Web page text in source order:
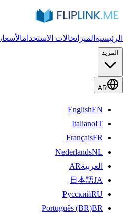
الرئيسية الميزاتحالات الاستخدامالأسعار
المزيد
AR
EnglishEN
ItalianoIT
FrançaisFR
NederlandsNL
العربيةAR
日本語JA
РусскийRU
Português (BR)BR